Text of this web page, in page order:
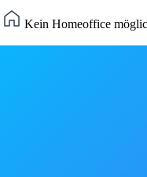
Kein Homeoffice